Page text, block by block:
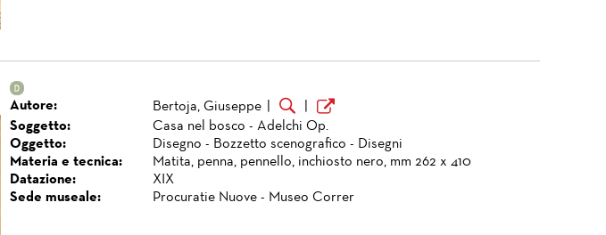
Autore: Bertoja, Giuseppe
Soggetto:
Casa nel bosco - Adelchi Op.
Oggetto:
Disegno - Bozzetto scenografico - Disegni
Materia e tecnica:
Matita, penna, pennello, inchiosto nero, mm 262 x 410
Datazione:
XIX
Sede museale:
Procuratie Nuove - Museo Correr